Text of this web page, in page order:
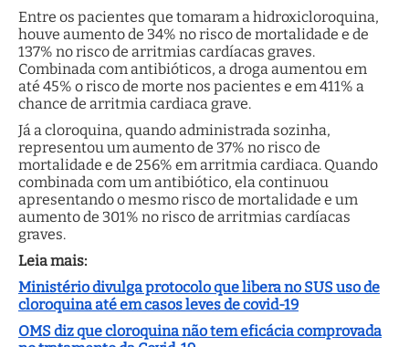
Entre os pacientes que tomaram a hidroxicloroquina,
houve aumento de 34% no risco de mortalidade e de
137% no risco de arritmias cardíacas graves.
Combinada com antibióticos, a droga aumentou em
até 45% o risco de morte nos pacientes e em 411% a
chance de arritmia cardiaca grave.
Já a cloroquina, quando administrada sozinha,
representou um aumento de 37% no risco de
mortalidade e de 256% em arritmia cardiaca. Quando
combinada com um antibiótico, ela continuou
apresentando o mesmo risco de mortalidade e um
aumento de 301% no risco de arritmias cardíacas
graves.
Leia mais:
Ministério divulga protocolo que libera no SUS uso de
cloroquina até em casos leves de covid-19
OMS diz que cloroquina não tem eficácia comprovada